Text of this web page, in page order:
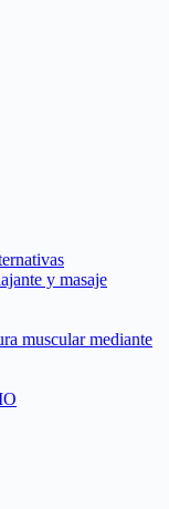
y masaje
muscular mediante